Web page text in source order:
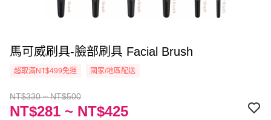
馬可威刷具-臉部刷具 Facial Brush
超取滿NT$499免運 國家/地區配送
NT$330 ~ NT$500
NT$281 ~ NT$425